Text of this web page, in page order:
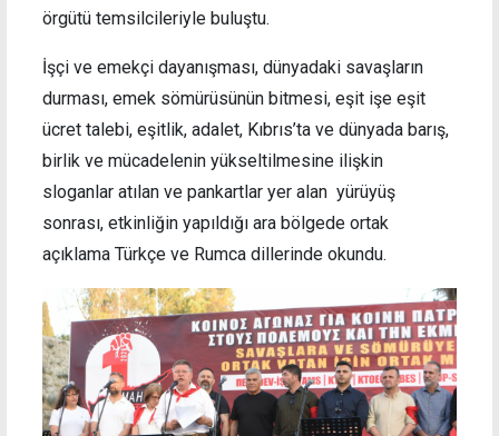
örgütü temsilcileriyle buluştu.
İşçi ve emekçi dayanışması, dünyadaki savaşların
durması, emek sömürüsünün bitmesi, eşit işe eşit
ücret talebi, eşitlik, adalet, Kıbrıs’ta ve dünyada barış,
birlik ve mücadelenin yükseltilmesine ilişkin
sloganlar atılan ve pankartlar yer alan yürüyüş
sonrası, etkinliğin yapıldığı ara bölgede ortak
açıklama Türkçe ve Rumca dillerinde okundu.